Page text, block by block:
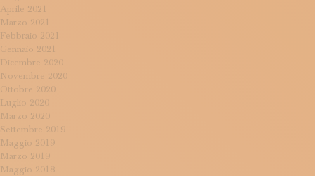
Aprile 2021
Marzo 2021
Febbraio 2021
Gennaio 2021
Dicembre 2020
Novembre 2020
Ottobre 2020
Luglio 2020
Marzo 2020
Settembre 2019
Maggio 2019
Marzo 2019
Maggio 2018